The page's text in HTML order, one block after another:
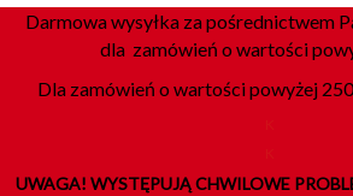
Darmowa wysyłka za pośrednictwem
dla zamówień o wartości
Dla zamówień o wartości powyżej
UWAGA! WYSTĘPUJĄ CHWILOWE